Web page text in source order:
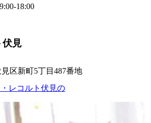
18:00
伏見
区新町5丁目487番地
レコルト伏見の